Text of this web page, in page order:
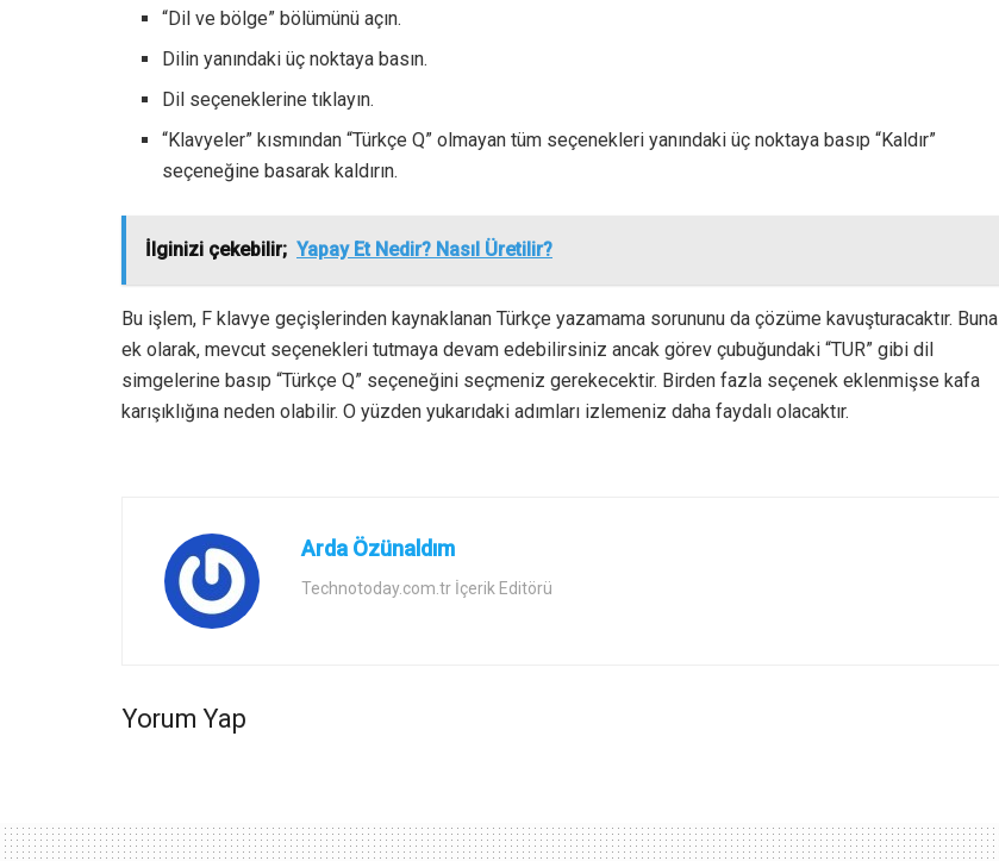
“Dil ve bölge” bölümünü açın.
Dilin yanındaki üç noktaya basın.
Dil seçeneklerine tıklayın.
“Klavyeler” kısmından “Türkçe Q” olmayan tüm seçenekleri yanındaki üç noktaya basıp “Kaldır”
seçeneğine basarak kaldırın.
İlginizi çekebilir; Yapay Et Nedir? Nasıl Üretilir?
Bu işlem, F klavye geçişlerinden kaynaklanan Türkçe yazamama sorununu da çözüme kavuşturacaktır. Buna
ek olarak, mevcut seçenekleri tutmaya devam edebilirsiniz ancak görev çubuğundaki “TUR” gibi dil
simgelerine basıp “Türkçe Q” seçeneğini seçmeniz gerekecektir. Birden fazla seçenek eklenmişse kafa
karışıklığına neden olabilir. O yüzden yukarıdaki adımları izlemeniz daha faydalı olacaktır.
Arda Özünaldım
Technotoday.com.tr İçerik Editörü
Yorum Yap